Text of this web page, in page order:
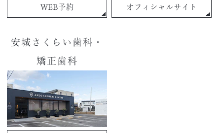
WEB予約 オフィシャルサイト
安城さくらい歯科・
矯正歯科